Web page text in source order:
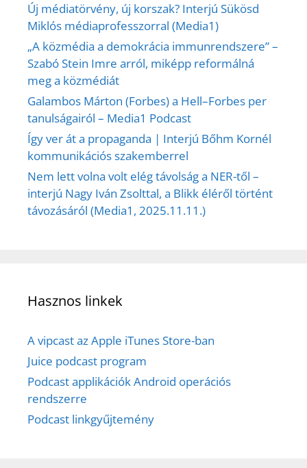
Új médiatörvény, új korszak? Interjú Sükösd
Miklós médiaprofesszorral (Media1)
„A közmédia a demokrácia immunrendszere” –
Szabó Stein Imre arról, miképp reformálná
meg a közmédiát
Galambos Márton (Forbes) a Hell–Forbes per
tanulságairól – Media1 Podcast
Így ver át a propaganda | Interjú Bőhm Kornél
kommunikációs szakemberrel
Nem lett volna volt elég távolság a NER-től –
interjú Nagy Iván Zsolttal, a Blikk éléről történt
távozásáról (Media1, 2025.11.11.)
Hasznos linkek
A vipcast az Apple iTunes Store-ban
Juice podcast program
Podcast applikációk Android operációs
rendszerre
Podcast linkgyűjtemény